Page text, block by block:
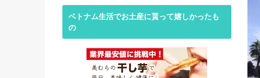
ベトナム生活でお土産に貰って嬉しかったも
の